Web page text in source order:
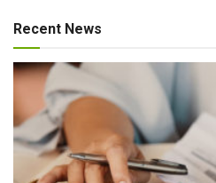
Recent News